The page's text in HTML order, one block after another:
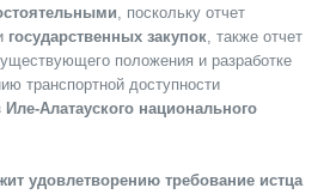
, поскольку отчет
государственных закупок, также отчет
положения и разработке
транспортной доступности
Иле-Алатауского национального
удовлетворению требование истца